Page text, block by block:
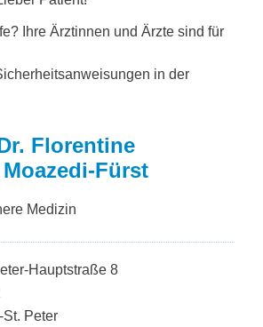
Ihre Ärztinnen und Ärzte sind für
in der
Florentine
Fürst
Medizin
Hauptstraße 8
St. Peter